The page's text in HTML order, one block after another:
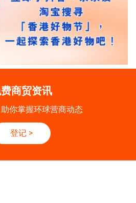
商贸资讯
你掌握环球营商动态
登记 >